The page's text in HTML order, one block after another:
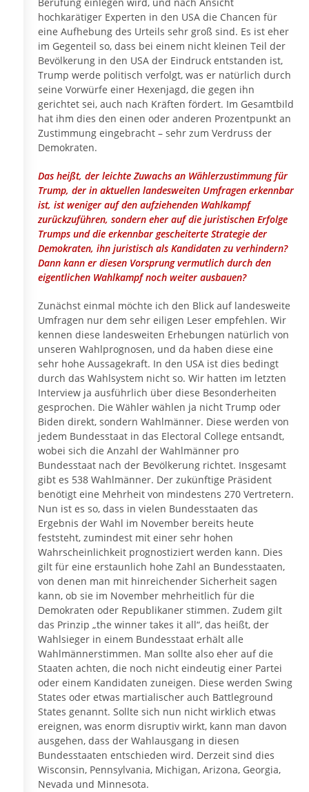
hochkarätiger Experten in den USA die Chancen für
eine Aufhebung des Urteils sehr groß sind. Es ist eher
im Gegenteil so, dass bei einem nicht kleinen Teil der
Bevölkerung in den USA der Eindruck entstanden ist,
Trump werde politisch verfolgt, was er natürlich durch
seine Vorwürfe einer Hexenjagd, die gegen ihn
gerichtet sei, auch nach Kräften fördert. Im Gesamtbild
hat ihm dies den einen oder anderen Prozentpunkt an
Zustimmung eingebracht – sehr zum Verdruss der
Demokraten.
Das heißt, der leichte Zuwachs an Wählerzustimmung für
Trump, der in aktuellen landesweiten Umfragen erkennbar
ist, ist weniger auf den aufziehenden Wahlkampf
zurückzuführen, sondern eher auf die juristischen Erfolge
Trumps und die erkennbar gescheiterte Strategie der
Demokraten, ihn juristisch als Kandidaten zu verhindern?
Dann kann er diesen Vorsprung vermutlich durch den
eigentlichen Wahlkampf noch weiter ausbauen?
Zunächst einmal möchte ich den Blick auf landesweite
Umfragen nur dem sehr eiligen Leser empfehlen. Wir
kennen diese landesweiten Erhebungen natürlich von
unseren Wahlprognosen, und da haben diese eine
sehr hohe Aussagekraft. In den USA ist dies bedingt
durch das Wahlsystem nicht so. Wir hatten im letzten
Interview ja ausführlich über diese Besonderheiten
gesprochen. Die Wähler wählen ja nicht Trump oder
Biden direkt, sondern Wahlmänner. Diese werden von
jedem Bundesstaat in das Electoral College entsandt,
wobei sich die Anzahl der Wahlmänner pro
Bundesstaat nach der Bevölkerung richtet. Insgesamt
gibt es 538 Wahlmänner. Der zukünftige Präsident
benötigt eine Mehrheit von mindestens 270 Vertretern.
Nun ist es so, dass in vielen Bundesstaaten das
Ergebnis der Wahl im November bereits heute
feststeht, zumindest mit einer sehr hohen
Wahrscheinlichkeit prognostiziert werden kann. Dies
gilt für eine erstaunlich hohe Zahl an Bundesstaaten,
von denen man mit hinreichender Sicherheit sagen
kann, ob sie im November mehrheitlich für die
Demokraten oder Republikaner stimmen. Zudem gilt
das Prinzip „the winner takes it all“, das heißt, der
Wahlsieger in einem Bundesstaat erhält alle
Wahlmännerstimmen. Man sollte also eher auf die
Staaten achten, die noch nicht eindeutig einer Partei
oder einem Kandidaten zuneigen. Diese werden Swing
States oder etwas martialischer auch Battleground
States genannt. Sollte sich nun nicht wirklich etwas
ereignen, was enorm disruptiv wirkt, kann man davon
ausgehen, dass der Wahlausgang in diesen
Bundesstaaten entschieden wird. Derzeit sind dies
Wisconsin, Pennsylvania, Michigan, Arizona, Georgia,
Nevada und Minnesota.